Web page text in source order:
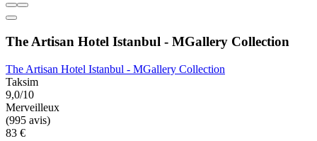
The Artisan Hotel Istanbul - MGallery Collection
The Artisan Hotel Istanbul - MGallery Collection
Taksim
9,0/10
Merveilleux
(995 avis)
83 €